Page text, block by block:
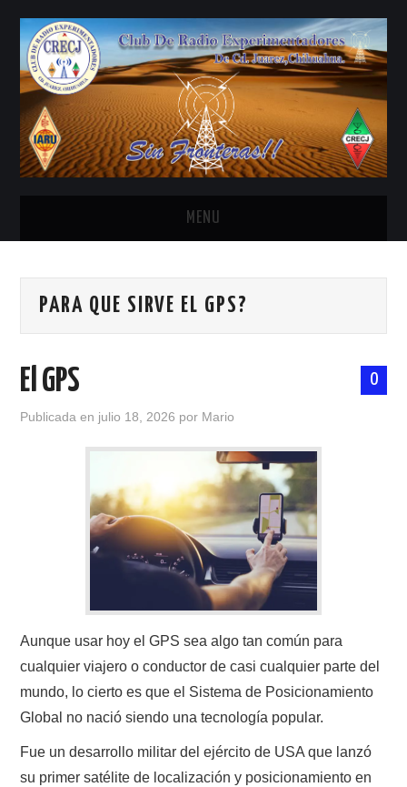
MENU
ANTENAS Y ACCESORIOS
CONTACTO
HISTORIA DE LA RADIO
IMÁGENES CRECJ
LITERATURA DE LA RADIO
MORSE CW APRENDE Y MAS
PARA QUE SIRVE EL GPS?
0
El GPS
Publicada en julio 18, 2026 por Mario
Aunque usar hoy el GPS sea algo tan común para
cualquier viajero o conductor de casi cualquier parte del
mundo, lo cierto es que el Sistema de Posicionamiento
Global no nació siendo una tecnología popular.
Fue un desarrollo militar del ejército de USA que lanzó
su primer satélite de localización y posicionamiento en